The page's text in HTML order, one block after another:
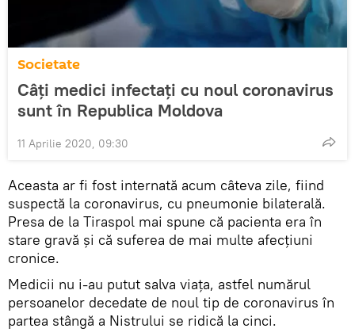
Societate
Câți medici infectați cu noul coronavirus
sunt în Republica Moldova
11 Aprilie 2020, 09:30
Aceasta ar fi fost internată acum câteva zile, fiind
suspectă la coronavirus, cu pneumonie bilaterală.
Presa de la Tiraspol mai spune că pacienta era în
stare gravă și că suferea de mai multe afecțiuni
cronice.
Medicii nu i-au putut salva viața, astfel numărul
persoanelor decedate de noul tip de coronavirus în
partea stângă a Nistrului se ridică la cinci.